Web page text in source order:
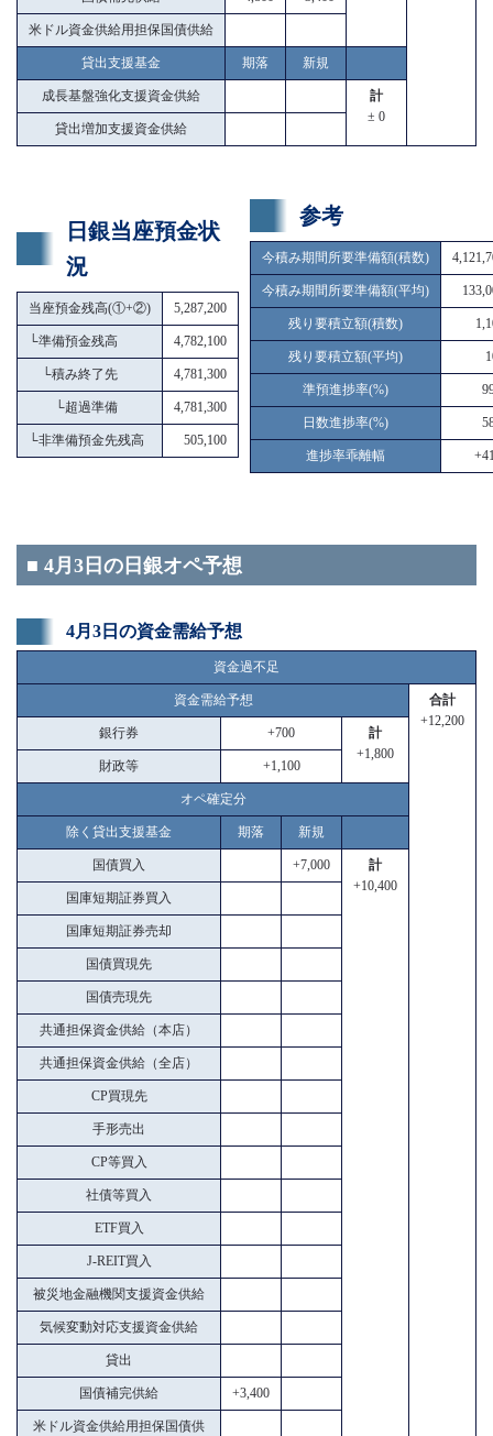
米ドル資金供給用担保国債供給
貸出支援基金 期落 新規
成長基盤強化支援資金供給
計
± 0
貸出増加支援資金供給
日銀当座預金状
況
当座預金残高(①+②) 5,287,200
└準備預金残高 4,782,100
└積み終了先 4,781,300
└超過準備 4,781,300
└非準備預金先残高 505,100
参考
今積み期間所要準備額(積数)
今積み期間所要準備額(平均)
残り要積立額(積数)
残り要積立額(平均)
準預進捗率(%)
日数進捗率(%)
進捗率乖離幅
■ 4月3日の日銀オペ予想
4月3日の資金需給予想
資金過不足
資金需給予想
合計
+12,200
銀行券 +700
計
+1,800
財政等 +1,100
オペ確定分
除く貸出支援基金 期落 新規
国債買入 +7,000
計
+10,400
国庫短期証券買入
国庫短期証券売却
国債買現先
国債売現先
共通担保資金供給（本店）
共通担保資金供給（全店）
CP買現先
手形売出
CP等買入
社債等買入
ETF買入
J-REIT買入
被災地金融機関支援資金供給
気候変動対応支援資金供給
貸出
国債補完供給 +3,400
米ドル資金供給用担保国債供